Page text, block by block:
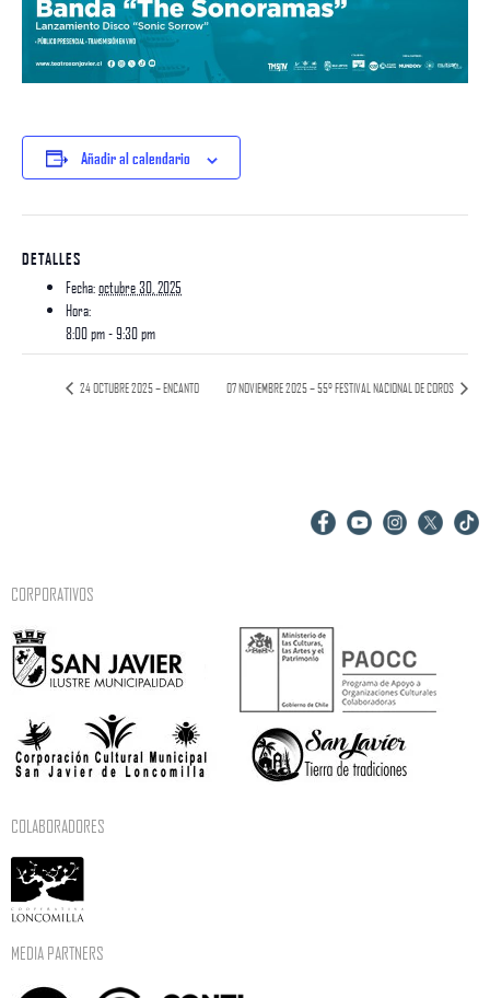
Añadir al calendario
DETALLES
Fecha:octubre 30, 2025
Hora:
8:00 pm - 9:30 pm
24 OCTUBRE 2025 – ENCANTO 07 NOVIEMBRE 2025 – 55° FESTIVAL NACIONAL DE COROS
CORPORATIVOS
COLABORADORES
MEDIA PARTNERS